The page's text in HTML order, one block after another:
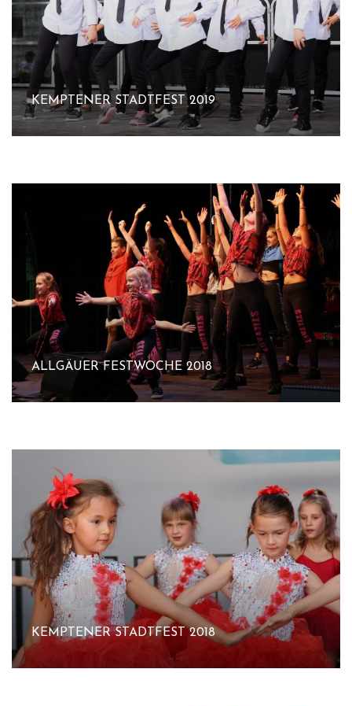
KEMPTENER STADTFEST 2019
ALLGÄUER FESTWOCHE 2018
KEMPTENER STADTFEST 2018